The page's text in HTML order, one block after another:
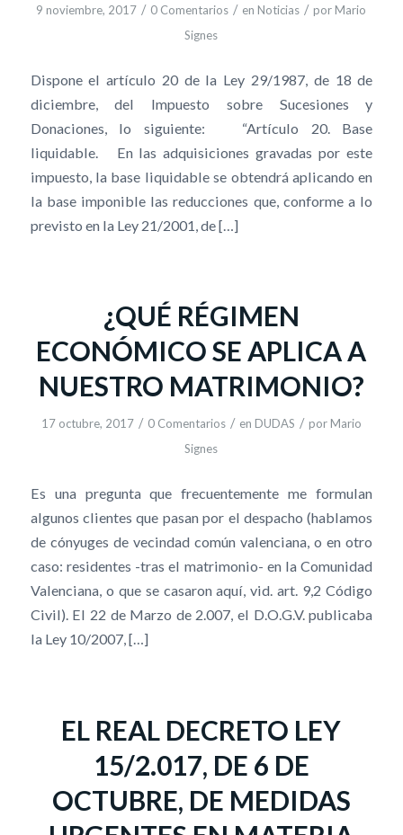
9 noviembre, 2017 / 0 Comentarios / en Noticias / por Mario
Signes
Dispone el artículo 20 de la Ley 29/1987, de 18 de
diciembre, del Impuesto sobre Sucesiones y
Donaciones, lo siguiente: “Artículo 20. Base
liquidable. En las adquisiciones gravadas por este
impuesto, la base liquidable se obtendrá aplicando en
la base imponible las reducciones que, conforme a lo
previsto en la Ley 21/2001, de […]
¿QUÉ RÉGIMEN
ECONÓMICO SE APLICA A
NUESTRO MATRIMONIO?
17 octubre, 2017 / 0 Comentarios / en DUDAS / por Mario
Signes
Es una pregunta que frecuentemente me formulan
algunos clientes que pasan por el despacho (hablamos
de cónyuges de vecindad común valenciana, o en otro
caso: residentes -tras el matrimonio- en la Comunidad
Valenciana, o que se casaron aquí, vid. art. 9,2 Código
Civil). El 22 de Marzo de 2.007, el D.O.G.V. publicaba
la Ley 10/2007, […]
EL REAL DECRETO LEY
15/2.017, DE 6 DE
OCTUBRE, DE MEDIDAS